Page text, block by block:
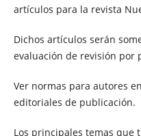
artículos para la revista
Dichos artículos serán
evaluación de revisión por
Ver normas para autores
editoriales de publicación.
Los principales temas que